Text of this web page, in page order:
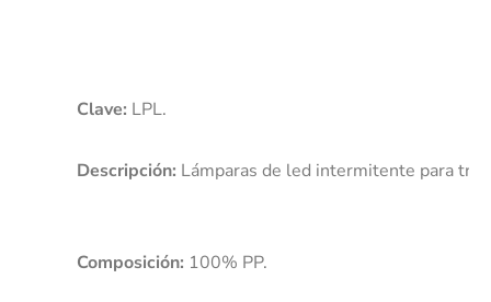
Clave: LPL.
Descripción:
Composición: